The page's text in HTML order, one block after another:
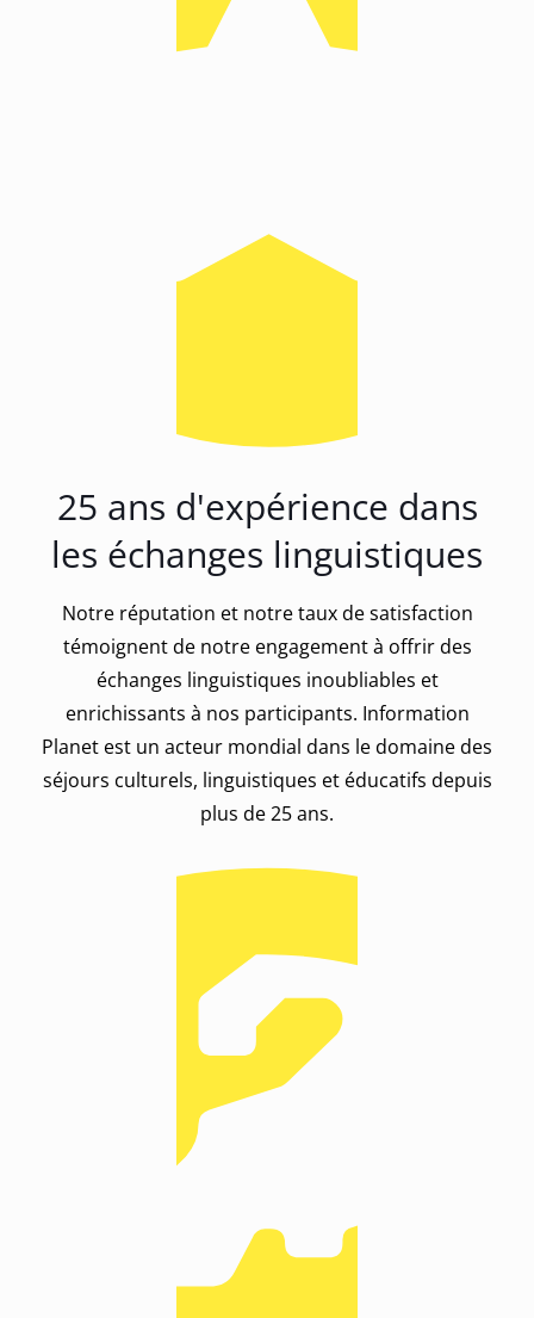
25 ans d'expérience dans
les échanges linguistiques
Notre réputation et notre taux de satisfaction
témoignent de notre engagement à offrir des
échanges linguistiques inoubliables et
enrichissants à nos participants. Information
Planet est un acteur mondial dans le domaine des
séjours culturels, linguistiques et éducatifs depuis
plus de 25 ans.